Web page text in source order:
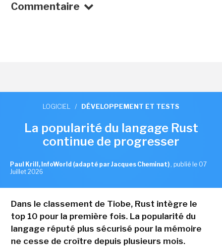
Commentaire
LOGICIEL / DÉVELOPPEMENT ET TESTS
La popularité du langage Rust
continue de progresser
Paul Krill, InfoWorld (adapté par Jacques Cheminat) , publié le 07
Juillet 2026
Dans le classement de Tiobe, Rust intègre le
top 10 pour la première fois. La popularité du
langage réputé plus sécurisé pour la mémoire
ne cesse de croître depuis plusieurs mois.